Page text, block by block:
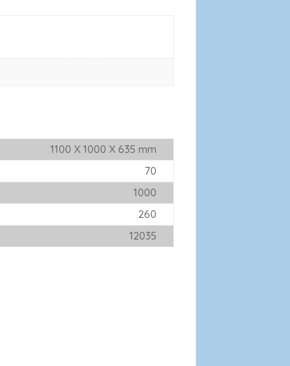
1100 X 1000 X 635 mm
70
1000
260
12035